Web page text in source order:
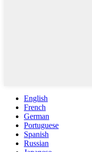
English
French
German
Portuguese
Spanish
Russian